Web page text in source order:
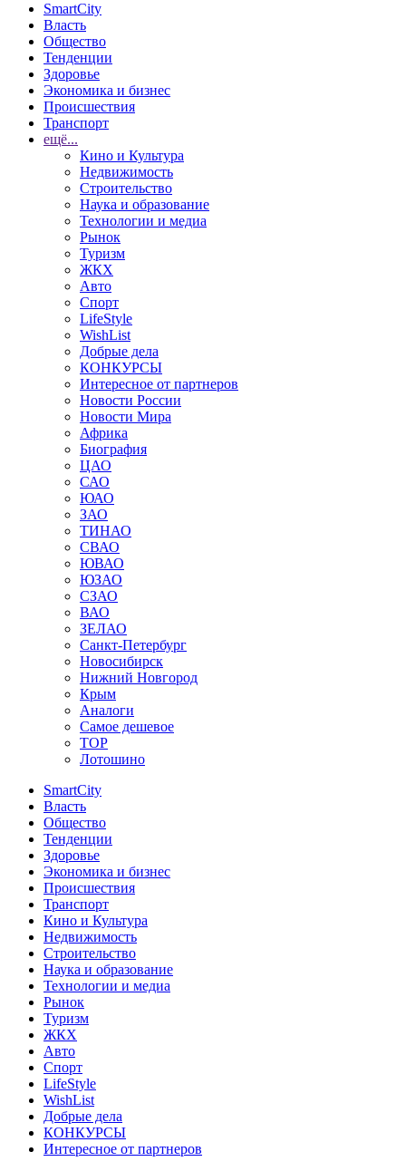
SmartCity
Власть
Общество
Тенденции
Здоровье
Экономика и бизнес
Происшествия
Транспорт
ещё...
Кино и Культура
Недвижимость
Строительство
Наука и образование
Технологии и медиа
Рынок
Туризм
ЖКХ
Авто
Спорт
LifeStyle
WishList
Добрые дела
КОНКУРСЫ
Интересное от партнеров
Новости России
Новости Мира
Африка
Биография
ЦАО
САО
ЮАО
ЗАО
ТИНАО
СВАО
ЮВАО
ЮЗАО
СЗАО
ВАО
ЗЕЛАО
Санкт-Петербург
Новосибирск
Нижний Новгород
Крым
Аналоги
Самое дешевое
TOP
Лотошино
SmartCity
Власть
Общество
Тенденции
Здоровье
Экономика и бизнес
Происшествия
Транспорт
Кино и Культура
Недвижимость
Строительство
Наука и образование
Технологии и медиа
Рынок
Туризм
ЖКХ
Авто
Спорт
LifeStyle
WishList
Добрые дела
КОНКУРСЫ
Интересное от партнеров